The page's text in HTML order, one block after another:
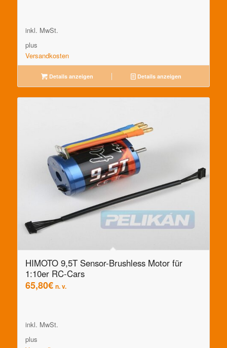
inkl. MwSt.
plus
Versandkosten
Details anzeigen Details anzeigen
HIMOTO 9,5T Sensor-Brushless Motor für
1:10er RC-Cars
65,80€ n. v.
inkl. MwSt.
plus